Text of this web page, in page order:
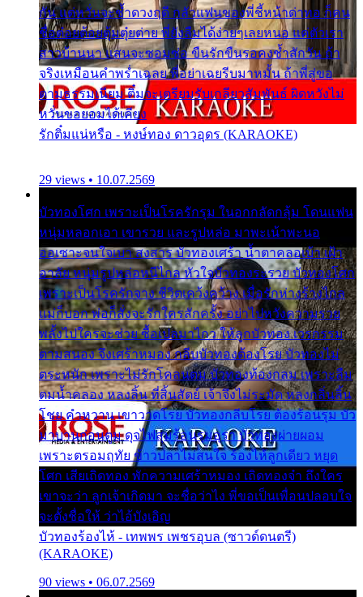
กัน แต่หวั่นจะช้ำดวงฤดี กลัวแฟนของพี่ชี้หน้าด่าทอ ก็คน
ชื่อต๋อยต้อยตุ้มตุ๋ยต่าย พี่ยังลืมได้ง่ายๆเลยหนอ แค่ตัวเรา
สาวบ้านนา แสนจะซอมซ่อ ขืนรักขืนรอคงช้ำสักวัน ถ้า
จริงเหมือนคำพร่ำเฉลย พี่อย่าเฉยรีบมาหมั้น ถ้าพี่สู่ขอ
ตามธรรมเนียม ติ๋มจะเตรียมรับเกลียวสัมพันธ์ ผิดหวังไม่
หวั่นขอยอมได้เคียง
รักติ๋มแน่หรือ - หงษ์ทอง ดาวอุดร (KARAOKE)
29 views • 10.07.2569
บัวทองโศก เพราะเป็นโรครักรุม ในอกกลัดกลุ้ม โดนแฟน
หนุ่มหลอกเอา เขารวย และรูปหล่อ มาพะเน้าพะนอ
ออเซาะจนใจเบา สงสาร บัวทองเศร้า น้ำตาคลอเบ้า เฝ้า
อาลัย หนุ่มรูปหล่อหนีไกล หัวใจบัวทองระรวย บัวทองโศก
เพราะเป็นโรครักจาง ชีวิตเคว้งคว้าง เมื่อรักห่างร้างไกล
แม่ก็บอก พ่อก็สั่งจะรักใครสักครั้ง อย่าไปหวังความรวย
พลั้งไปใครจะช่วย ซื้อเปลมาไกว ให้ลูกบัวทอง เวรกรรม
ตามสนอง จึงเศร้าหมอง กลีบบัวทองต้องโรย บัวทองไม่
ตระหนัก เพราะไม่รักโคลนตม บัวทองท้องกลม เพราะลืม
ตมน้ำคลอง หลงลิ้น ที่สิ้นสัตย์ เจ้าจึงไม่ระมัด หลงกลิ่นลิ้น
โชย คำหวาน เขาวาดโรย บัวทองกลีบโรย ต้องร้อนรุม บัว
มาบานก่อนตูม ดุจไฟสุมร้อนรุมอุรา บัวทองผ่ายผอม
เพราะตรอมฤทัย ข้าวปลาไม่สนใจ ร้องไห้ลูกเดียว หยุด
โศก เสียเถิดทอง พักความเศร้าหมอง เถิดทองจ๋า ถึงใคร
เขาจะว่า ลูกเจ้าเกิดมา จะชื่อว่าไง พี่ขอเป็นเพื่อนปลอบใจ
จะตั้งชื่อให้ ว่าไอ้บังเอิญ
บัวทองร้องไห้ - เทพพร เพชรอุบล (ซาวด์ดนตรี)
(KARAOKE)
90 views • 06.07.2569